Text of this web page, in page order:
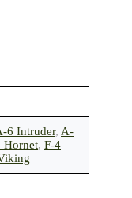
6 Intruder, A-
Hornet, F-4